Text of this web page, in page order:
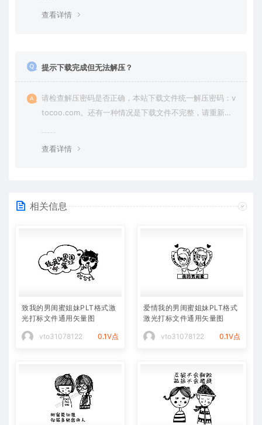
查看详情
提示下载完成但无法解压？
请检查解压密码是否正确，本站下载文件统一解压密码：v
tocoo.com。还有一种情况是下载文件不完整，请重新下
查看详情
相关信息
致我的男闺蜜姐妹PLT格式激
光打标文件通用矢量图
vto31078122 0.1V点
爱情我的男闺蜜姐妹PLT格式
激光打标文件通用矢量图
vto31078122 0.1V点